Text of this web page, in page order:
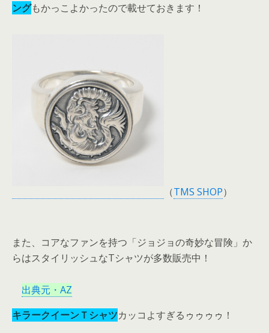
ングもかっこよかったので載せておきます！
（TMS SHOP）
また、コアなファンを持つ「ジョジョの奇妙な冒険」か
らはスタイリッシュなTシャツが多数販売中！
出典元・AZ
キラークイーンＴシャツカッコよすぎるゥゥゥゥ！